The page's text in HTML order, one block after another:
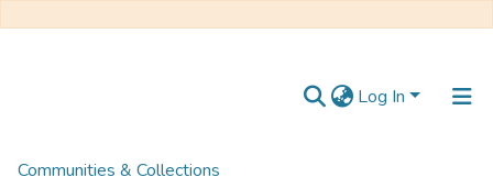
Log In
Communities & Collections
Home
Mémoire de Master